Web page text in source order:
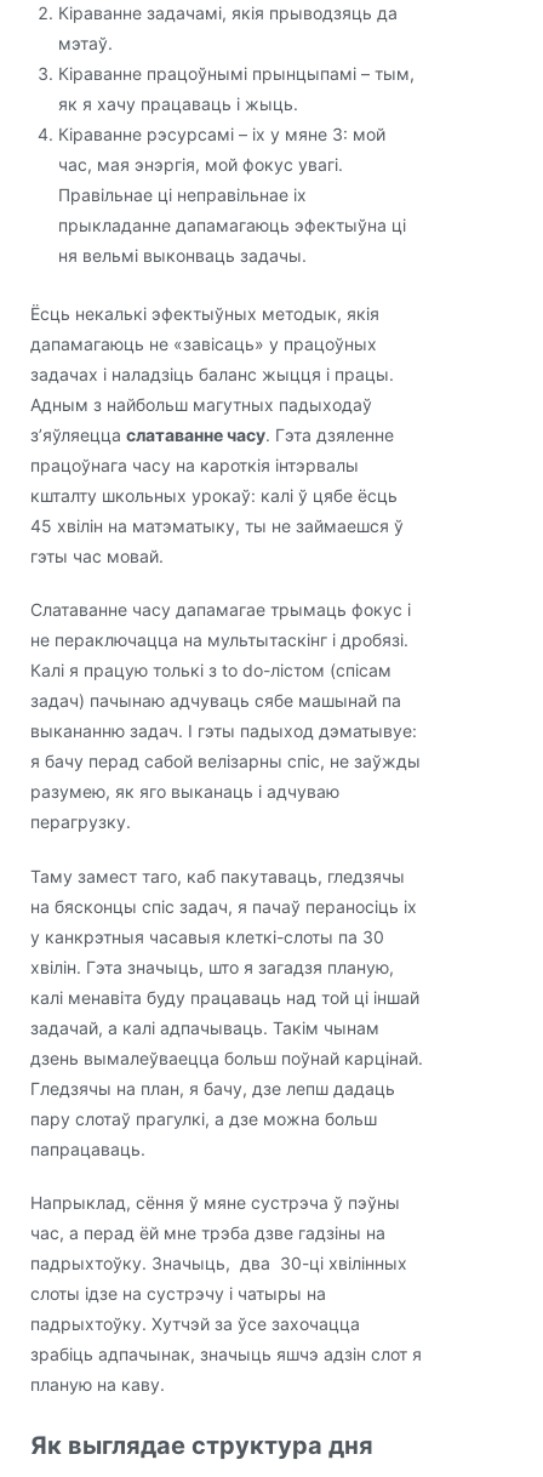
Кіраванне задачамі, якія прыводзяць да
мэтаў.
Кіраванне працоўнымі прынцыпамі – тым,
як я хачу працаваць і жыць.
Кіраванне рэсурсамі – іх у мяне 3: мой
час, мая энэргія, мой фокус увагі.
Правільнае ці неправільнае іх
прыкладанне дапамагаюць эфектыўна ці
ня вельмі выконваць задачы.
Ёсць некалькі эфектыўных методык, якія
дапамагаюць не «завісаць» у працоўных
задачах і наладзіць баланс жыцця і працы.
Адным з найбольш магутных падыходаў
з’яўляецца слатаванне часу. Гэта дзяленне
працоўнага часу на кароткія інтэрвалы
кшталту школьных урокаў: калі ў цябе ёсць
45 хвілін на матэматыку, ты не займаешся ў
гэты час мовай.
Слатаванне часу дапамагае трымаць фокус і
не пераключацца на мультытаскінг і дробязі.
Калі я працую толькі з to do-лістом (спісам
задач) пачынаю адчуваць сябе машынай па
выкананню задач. І гэты падыход дэматывуе:
я бачу перад сабой велізарны спіс, не заўжды
разумею, як яго выканаць і адчуваю
перагрузку.
Таму замест таго, каб пакутаваць, гледзячы
на бясконцы спіс задач, я пачаў пераносіць іх
у канкрэтныя часавыя клеткі-слоты па 30
хвілін. Гэта значыць, што я загадзя планую,
калі менавіта буду працаваць над той ці іншай
задачай, а калі адпачываць. Такім чынам
дзень вымалеўваецца больш поўнай карцінай.
Гледзячы на план, я бачу, дзе лепш дадаць
пару слотаў прагулкі, а дзе можна больш
папрацаваць.
Напрыклад, сёння ў мяне сустрэча ў пэўны
час, а перад ёй мне трэба дзве гадзіны на
падрыхтоўку. Значыць, два 30-ці хвілінных
слоты ідзе на сустрэчу і чатыры на
падрыхтоўку. Хутчэй за ўсе захочацца
зрабіць адпачынак, значыць яшчэ адзін слот я
планую на каву.
Як выглядае структура дня